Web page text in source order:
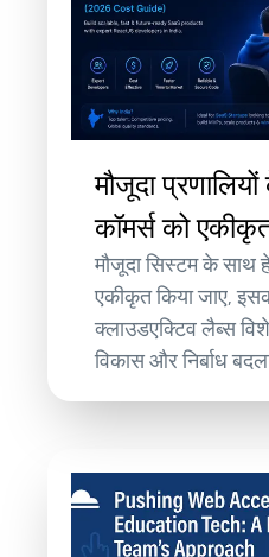
मौजूदा
कॉमर्स को
मौजूदा सिस्टम के
एकीकृत किया जाए,
क्लाउडएक्टिव लैब्स
विकास और निर्बाध